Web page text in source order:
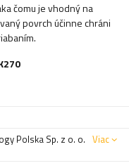
čomu je vhodný na
povrch účinne chráni
Polska Sp. z o. o. Viac